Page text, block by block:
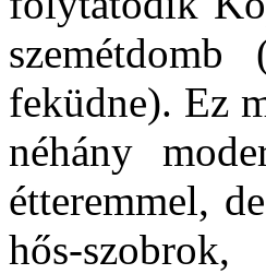
feküdne). Ez
néhány
étteremmel,
hős-